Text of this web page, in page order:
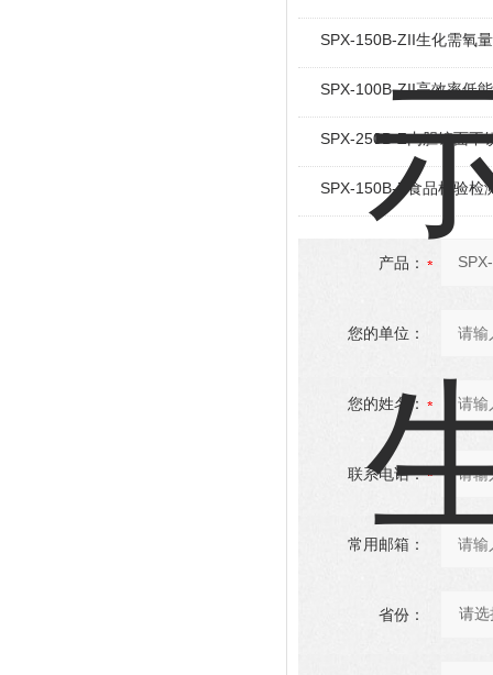
SPX-150B-ZII生化需氧
SPX-100B-ZII高效率低
SPX-250B-Z内胆镜面不
SPX-150B-Z食品检验检
产品：
您的单位：
您的姓名：
联系电话：
常用邮箱：
省份：